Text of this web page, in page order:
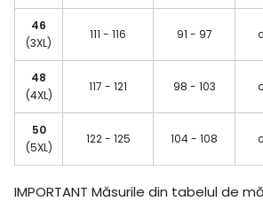
46
(3XL)
111 - 116 91 - 97
48
(4XL)
117 - 121 98 - 103
50
(5XL)
122 - 125 104 - 108
IMPORTANT Măsurile din tabelul de